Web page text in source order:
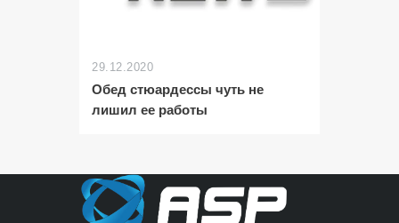
29.12.2020
Обед стюардессы чуть не
лишил ее работы